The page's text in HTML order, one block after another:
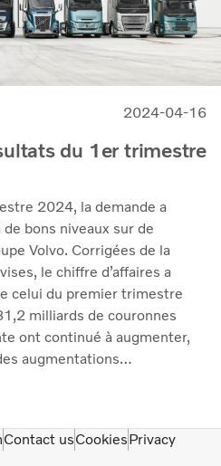
Lundstedt, président-
2024-04-16
du 1er trimestre
2024, la demande a
bons niveaux sur de
Volvo. Corrigées de la
le chiffre d’affaires a
celui du premier trimestre
milliards de couronnes
ont continué à augmenter,
augmentations
investis s'est amélioré pour
Contact usCookiesPrivacy